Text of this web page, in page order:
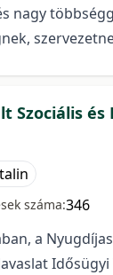
nagy
Szociális és
száma:346
a